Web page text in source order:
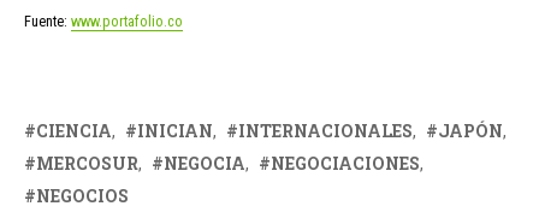
Fuente: www.portafolio.co
CIENCIA INICIAN INTERNACIONALES
JAPÓN
MERCOSUR
NEGOCIA
NEGOCIACIONES
NEGOCIOS